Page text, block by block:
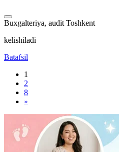
Buxgalteriya, audit Toshkent
kelishiladi
Batafsil
1
2
8
»